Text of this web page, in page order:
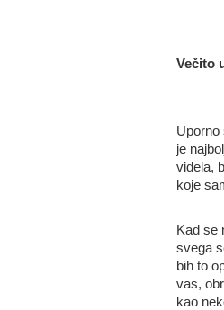
Večito
Uporno
je
videla,
koje
Kad se
svega
bih to
vas,
kao